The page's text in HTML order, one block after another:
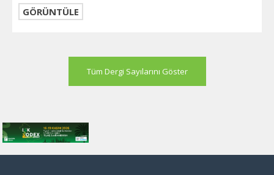
GÖRÜNTÜLE
Tüm Dergi Sayılarını Göster